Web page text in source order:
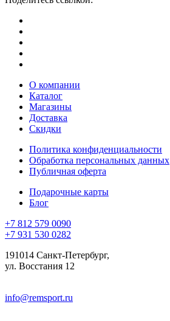
О компании
Каталог
Магазины
Доставка
Скидки
Политика конфиденциальности
Обработка персональных данных
Публичная оферта
Подарочные карты
Блог
+7 812 579 0090
+7 931 530 0282
191014 Санкт-Петербург,
ул. Восстания 12
info@remsport.ru